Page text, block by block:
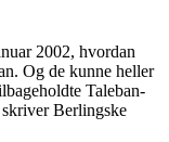
2002, hvordan
Og de kunne heller
Taleban-
skriver Berlingske